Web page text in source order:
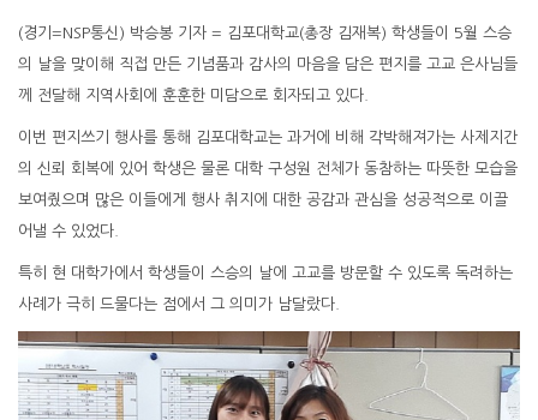
(경기=NSP통신) 박승봉 기자 = 김포대학교(총장 김재복) 학생들이 5월 스승
의 날을 맞이해 직접 만든 기념품과 감사의 마음을 담은 편지를 고교 은사님들
께 전달해 지역사회에 훈훈한 미담으로 회자되고 있다.
이번 편지쓰기 행사를 통해 김포대학교는 과거에 비해 각박해져가는 사제지간
의 신뢰 회복에 있어 학생은 물론 대학 구성원 전체가 동참하는 따뜻한 모습을
보여줬으며 많은 이들에게 행사 취지에 대한 공감과 관심을 성공적으로 이끌
어낼 수 있었다.
특히 현 대학가에서 학생들이 스승의 날에 고교를 방문할 수 있도록 독려하는
사례가 극히 드물다는 점에서 그 의미가 남달랐다.